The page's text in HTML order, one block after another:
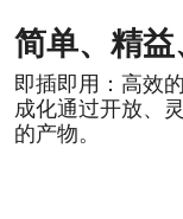
简单、精益
即插即用：高效
成化通过开放、
的产物。